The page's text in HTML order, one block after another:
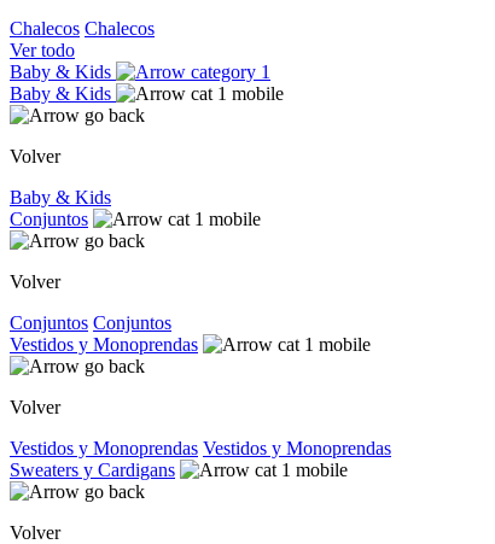
Chalecos Chalecos
Ver todo
Baby & Kids
Baby & Kids
Volver
Baby & Kids
Conjuntos
Volver
Conjuntos Conjuntos
Vestidos y Monoprendas
Volver
Vestidos y Monoprendas Vestidos y Monoprendas
Sweaters y Cardigans
Volver